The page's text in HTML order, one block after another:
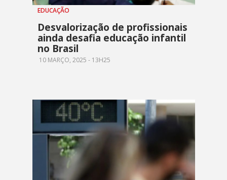
EDUCAÇÃO
Desvalorização de profissionais
ainda desafia educação infantil
no Brasil
10 MARÇO, 2025 - 13H25